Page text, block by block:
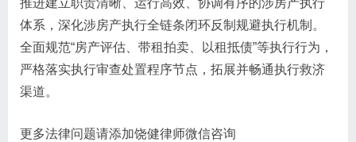
推进建立职责清晰、运行高效、协调有序的涉房产执行
体系，深化涉房产执行全链条闭环反制规避执行机制。
全面规范“房产评估、带租拍卖、以租抵债”等执行行为，
严格落实执行审查处置程序节点，拓展并畅通执行救济
渠道。
更多法律问题请添加饶健律师微信咨询